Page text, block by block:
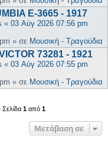
E-3665 - 1917
« 03 Αύγ 2026 07:56 pm
» σε Μουσική - Τραγούδια
73281 - 1921
« 03 Αύγ 2026 07:55 pm
» σε Μουσική - Τραγούδια
1 από 1
Μετάβαση σε